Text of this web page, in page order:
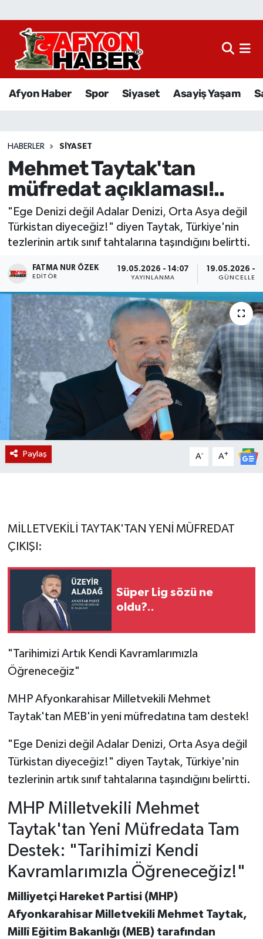
Afyon Haber Spor Siyaset Asayiş Yaşam
HABERLER SIYASET
Mehmet Taytak'tan
müfredat açıklaması!..
"Ege Denizi değil Adalar Denizi, Orta Asya değil
Türkistan diyeceğiz!" diyen Taytak, Türkiye'nin
tezlerinin artık sınıf tahtalarına taşındığını belirtti.
FATMA NUR ÖZEK
EDITÖR
19.05.2026 - 14:07
YAYINLANMA
19.05.2026 -
Paylaş A- A+
MİLLETVEKİLİ TAYTAK'TAN YENİ MÜFREDAT
ÇIKIŞI:
Süper Lig sözü ne
oldu?..
"Tarihimizi Artık Kendi Kavramlarımızla
Öğreneceğiz"
MHP Afyonkarahisar Milletvekili Mehmet
Taytak'tan MEB'in yeni müfredatına tam destek!
"Ege Denizi değil Adalar Denizi, Orta Asya değil
Türkistan diyeceğiz!" diyen Taytak, Türkiye'nin
tezlerinin artık sınıf tahtalarına taşındığını belirtti.
MHP Milletvekili Mehmet
Taytak'tan Yeni Müfredata Tam
Destek: "Tarihimizi Kendi
Kavramlarımızla Öğreneceğiz!"
Milliyetçi Hareket Partisi (MHP)
Afyonkarahisar Milletvekili Mehmet Taytak,
Millî Eğitim Bakanlığı (MEB) tarafından
Afyon Haber
Sağlık
Eğitim
Sivil Toplum
Etkinlikler